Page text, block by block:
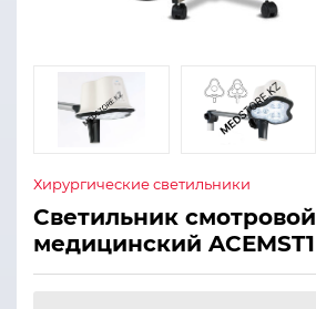
Хирургические светильники
Светильник смотровой
медицинский ACEMST1